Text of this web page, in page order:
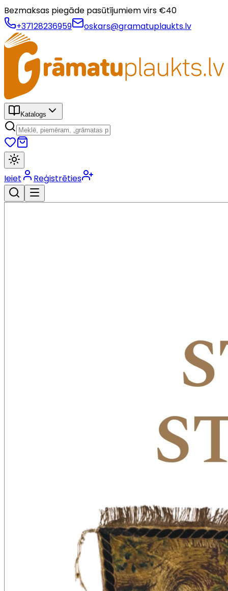
Bezmaksas piegāde pasūtījumiem virs €40
+37128236959
oskars@gramatuplaukts.lv
Katalogs
Ieiet Reģistrēties